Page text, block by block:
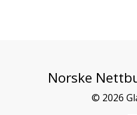
Norske
© 2026